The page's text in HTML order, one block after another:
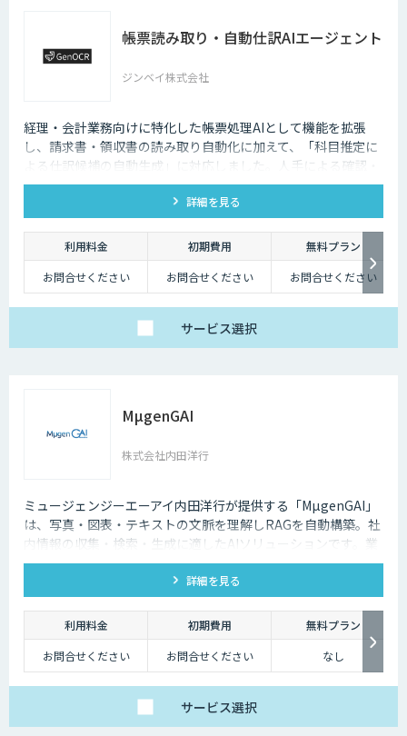
帳票読み取り・自動仕訳AIエージェント
ジンベイ株式会社
経理・会計業務向けに特化した帳票処理AIとして機能を拡張
し、請求書・領収書の読み取り自動化に加えて、「科目推定に
よる仕訳候補の自動生成」に対応しました。人手による確認・
突合・仕訳作業の負荷を大幅に軽減し、経理DXを加速させま
詳細を見る
利用料金 初期費用
無料プラン
お問合せください
お問合せください お問合せください
サービス選択
MµgenGAI
株式会社内田洋行
ミュージェンジーエーアイ内田洋行が提供する「MµgenGAI」
は、写真・図表・テキストの文脈を理解しRAGを自動構築。社
内情報の収集・検索・生成に適したAIソリューションです。業
種を問わず業務効率とナレッジ活用を支援します。
詳細を見る
利用料金 初期費用
無料プラン
お問合せください
お問合せください なし
サービス選択